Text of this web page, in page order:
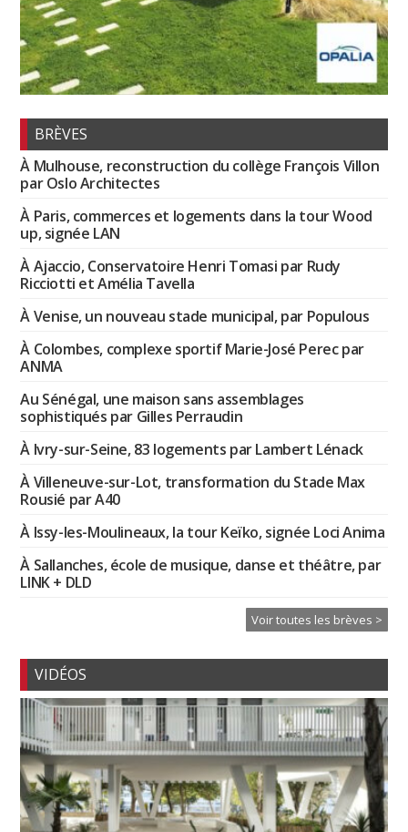
BRÈVES
À Mulhouse, reconstruction du collège François Villon
par Oslo Architectes
À Paris, commerces et logements dans la tour Wood
up, signée LAN
À Ajaccio, Conservatoire Henri Tomasi par Rudy
Ricciotti et Amélia Tavella
À Venise, un nouveau stade municipal, par Populous
À Colombes, complexe sportif Marie-José Perec par
ANMA
Au Sénégal, une maison sans assemblages
sophistiqués par Gilles Perraudin
À Ivry-sur-Seine, 83 logements par Lambert Lénack
À Villeneuve-sur-Lot, transformation du Stade Max
Rousié par A40
À Issy-les-Moulineaux, la tour Keïko, signée Loci Anima
À Sallanches, école de musique, danse et théâtre, par
LINK + DLD
Voir toutes les brèves >
VIDÉOS